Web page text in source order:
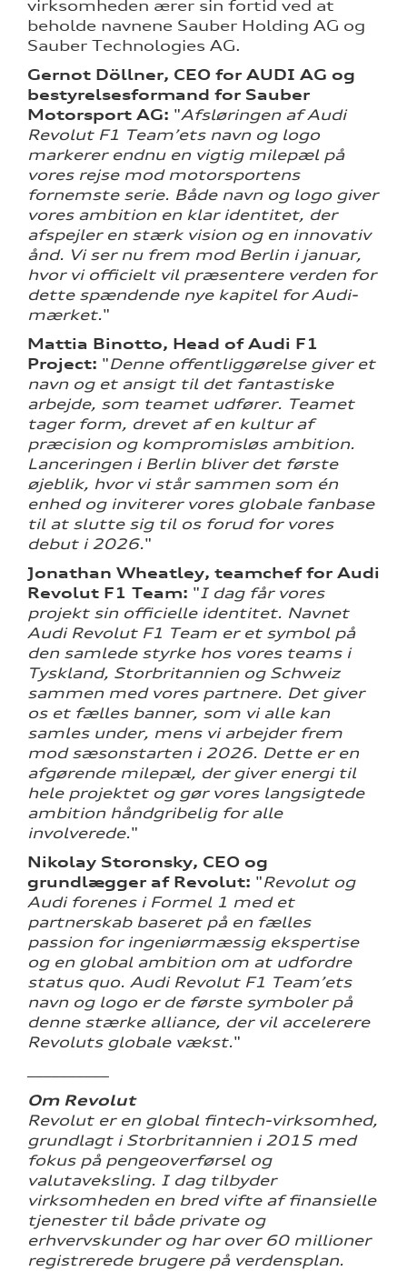
virksomheden ærer sin fortid ved at
beholde navnene Sauber Holding AG og
Sauber Technologies AG.
Gernot Döllner, CEO for AUDI AG og
bestyrelsesformand for Sauber
Motorsport AG: "Afsløringen af Audi
Revolut F1 Team’ets navn og logo
markerer endnu en vigtig milepæl på
vores rejse mod motorsportens
fornemste serie. Både navn og logo giver
vores ambition en klar identitet, der
afspejler en stærk vision og en innovativ
ånd. Vi ser nu frem mod Berlin i januar,
hvor vi officielt vil præsentere verden for
dette spændende nye kapitel for Audi-
mærket."
Mattia Binotto, Head of Audi F1
Project: "Denne offentliggørelse giver et
navn og et ansigt til det fantastiske
arbejde, som teamet udfører. Teamet
tager form, drevet af en kultur af
præcision og kompromisløs ambition.
Lanceringen i Berlin bliver det første
øjeblik, hvor vi står sammen som én
enhed og inviterer vores globale fanbase
til at slutte sig til os forud for vores
debut i 2026."
Jonathan Wheatley, teamchef for Audi
Revolut F1 Team: "I dag får vores
projekt sin officielle identitet. Navnet
Audi Revolut F1 Team er et symbol på
den samlede styrke hos vores teams i
Tyskland, Storbritannien og Schweiz
sammen med vores partnere. Det giver
os et fælles banner, som vi alle kan
samles under, mens vi arbejder frem
mod sæsonstarten i 2026. Dette er en
afgørende milepæl, der giver energi til
hele projektet og gør vores langsigtede
ambition håndgribelig for alle
involverede."
Nikolay Storonsky, CEO og
grundlægger af Revolut: "Revolut og
Audi forenes i Formel 1 med et
partnerskab baseret på en fælles
passion for ingeniørmæssig ekspertise
og en global ambition om at udfordre
status quo. Audi Revolut F1 Team’ets
navn og logo er de første symboler på
denne stærke alliance, der vil accelerere
Revoluts globale vækst."
Om Revolut
Revolut er en global fintech-virksomhed,
grundlagt i Storbritannien i 2015 med
fokus på pengeoverførsel og
valutaveksling. I dag tilbyder
virksomheden en bred vifte af finansielle
tjenester til både private og
erhvervskunder og har over 60 millioner
registrerede brugere på verdensplan.